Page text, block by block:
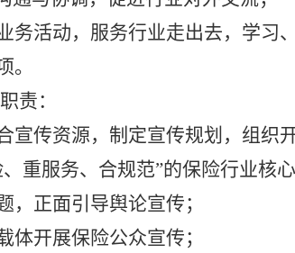
务活动，服务行业走出去，学习
。
责：
宣传资源，制定宣传规划，组织
重服务、合规范”的保险行业核
，正面引导舆论宣传；
体开展保险公众宣传；